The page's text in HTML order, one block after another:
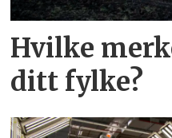
Hvilke
ditt fylke?